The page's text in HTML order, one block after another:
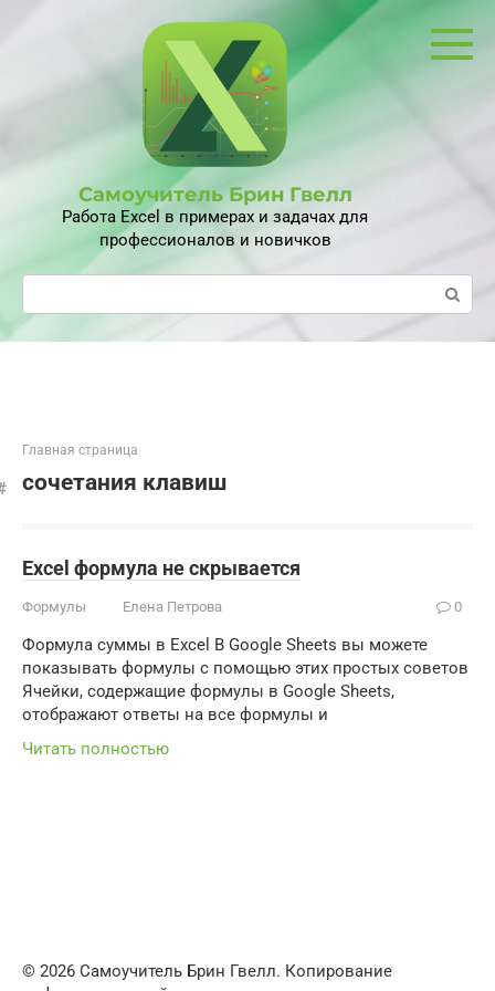
Самоучитель Брин Гвелл
Работа Excel в примерах и задачах для
профессионалов и новичков
Поиск:
Главная страница
сочетания клавиш
Excel формула не скрывается
Формулы Елена Петрова 0
Формула суммы в Excel В Google Sheets вы можете
показывать формулы с помощью этих простых советов
Ячейки, содержащие формулы в Google Sheets,
отображают ответы на все формулы и
Читать полностью
© 2026 Самоучитель Брин Гвелл. Копирование